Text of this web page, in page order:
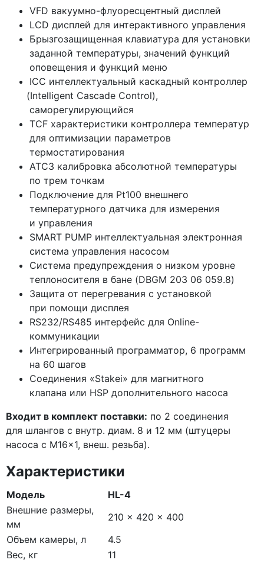
VFD вакуумно-флуоресцентный дисплей
LCD дисплей для интерактивного управления
Брызгозащищенная клавиатура для установки
заданной температуры, значений функций
оповещения и функций меню
ICC интеллектуальный каскадный контроллер
(Intelligent Cascade Control),
саморегулирующийся
TCF характеристики контроллера температур
для оптимизации параметров
термостатирования
ATC3 калибровка абсолютной температуры
по трем точкам
Подключение для Pt100 внешнего
температурного датчика для измерения
и управления
SMART PUMP интеллектуальная электронная
система управления насосом
Система предупреждения о низком уровне
теплоносителя в бане (DBGM 203 06 059.8)
Защита от перегревания с установкой
при помощи дисплея
RS232/RS485 интерфейс для Online-
коммуникации
Интегрированный программатор, 6 программ
на 60 шагов
Соединения «Stakei» для магнитного
клапана или HSP дополнительного насоса
Входит в комплект поставки: по 2 соединения
для шлангов с внутр. диам. 8 и 12 мм (штуцеры
насоса с M16x1, внеш. резьба).
Характеристики
Модель
HL-4
Внешние размеры,
мм
210 x 420 x 400
Объем камеры, л
4.5
Вес, кг
11